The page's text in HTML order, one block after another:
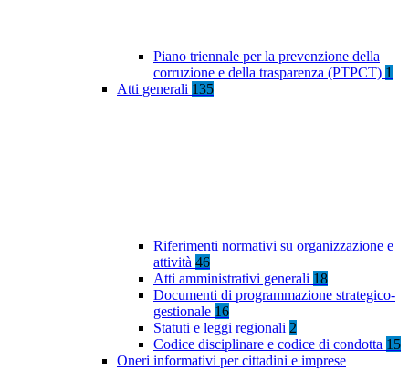
Piano triennale per la prevenzione della
corruzione e della trasparenza (PTPCT) 1
Atti generali 135
Riferimenti normativi su organizzazione e
attività 46
Atti amministrativi generali 18
Documenti di programmazione strategico-
gestionale 16
Statuti e leggi regionali 2
Codice disciplinare e codice di condotta 15
Oneri informativi per cittadini e imprese